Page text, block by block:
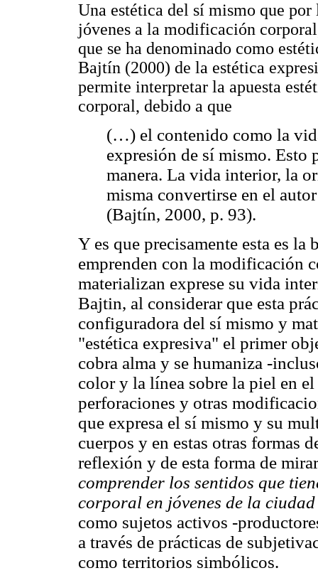
Una estética del sí mismo que
jóvenes a la modificación
que se ha denominado como
Bajtín (2000) de la estética
permite interpretar la apuesta
corporal, debido a que
(…) el contenido como la
expresión de sí mismo. Esto
manera. La vida interior, la
misma convertirse en el
(Bajtín, 2000, p. 93).
Y es que precisamente esta es la
emprenden con la modificación
materializan exprese su vida
Bajtin, al considerar que esta
configuradora del sí mismo y
"estética expresiva" el primer
cobra alma y se humaniza -
color y la línea sobre la piel en el
perforaciones y otras
que expresa el sí mismo y su
cuerpos y en estas otras formas
reflexión y de esta forma de
comprender los sentidos que
corporal en jóvenes de la
como sujetos activos -
a través de prácticas de
como territorios simbólicos.